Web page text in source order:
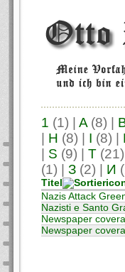
1 (1) A (8)
H (8) I (8)
S (9) T
(1)
З (2) И
Titel
Nazis Attack
Nazisti e Santo
Newspaper
Newspaper